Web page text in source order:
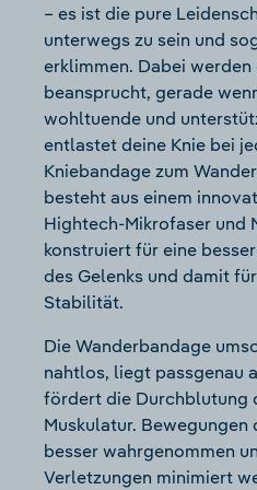
– es ist die pure
unterwegs zu sein und
erklimmen. Dabei
beansprucht, gerade
wohltuende und
entlastet deine Knie bei
Kniebandage zum
besteht aus einem
Hightech-Mikrofaser und
konstruiert für eine
des Gelenks und damit
Stabilität.
Die Wanderbandage
nahtlos, liegt passgenau
fördert die Durchblutung
Muskulatur. Bewegungen
besser wahrgenommen
Verletzungen minimiert